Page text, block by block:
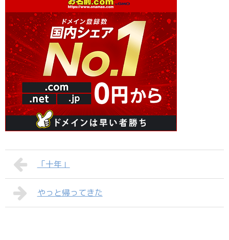
「十年」
やっと帰ってきた